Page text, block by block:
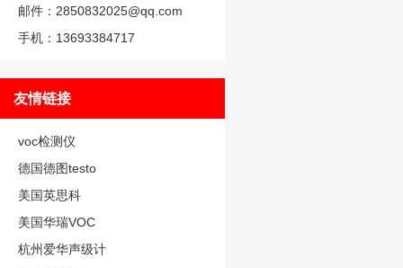
邮件：2850832025@qq.com
手机：13693384717
友情链接
voc检测仪
德国德图testo
美国英思科
美国华瑞VOC
杭州爱华声级计